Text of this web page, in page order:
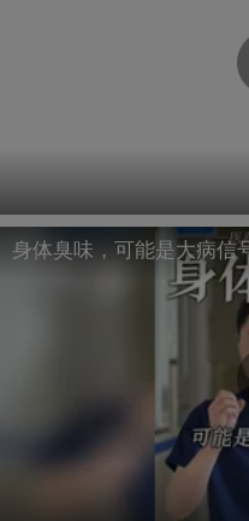
身体臭味，可能是大病信